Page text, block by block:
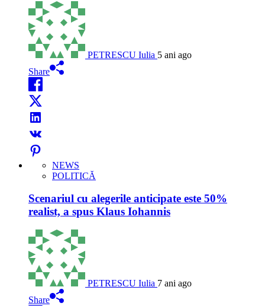
PETRESCU Iulia 5 ani ago
Share
NEWS
POLITICĂ
Scenariul cu alegerile anticipate este 50%
realist, a spus Klaus Iohannis
PETRESCU Iulia 7 ani ago
Share